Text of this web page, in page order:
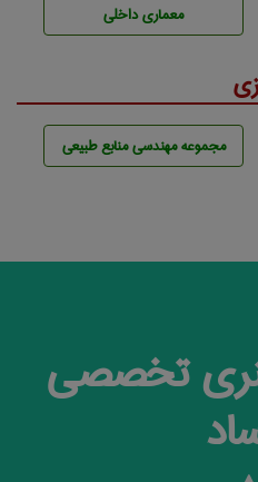
معماری داخلی
مجموعه مهندسی منابع طبيعی
تخصصی